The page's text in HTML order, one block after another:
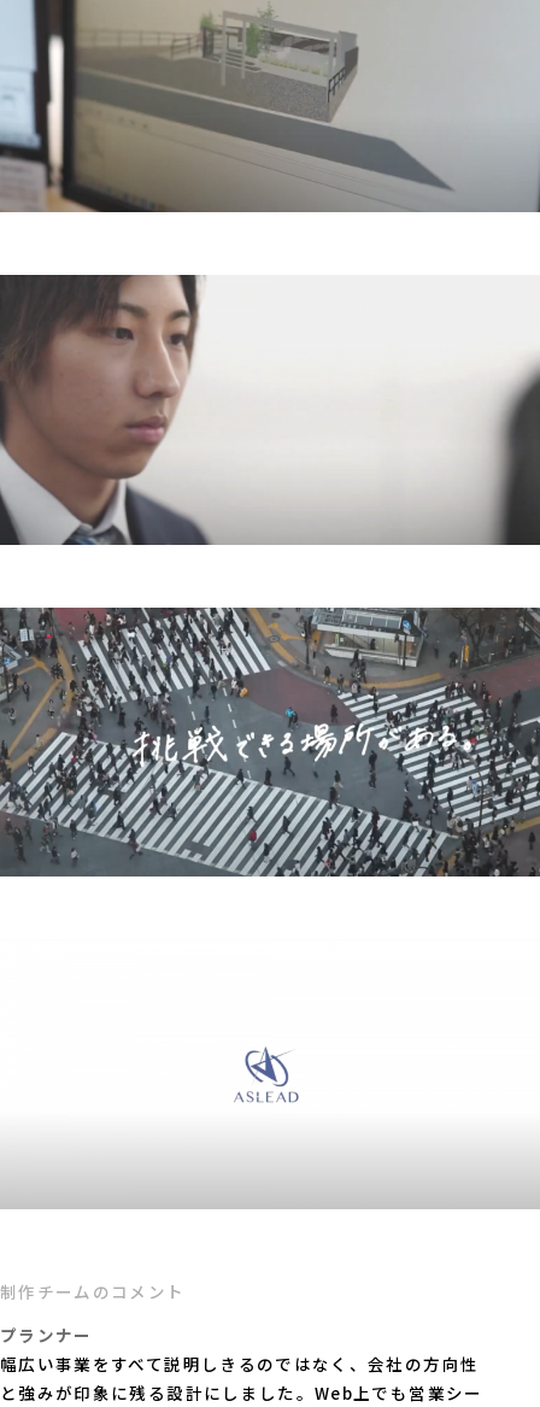
制作チームのコメント
プランナー
幅広い事業をすべて説明しきるのではなく、会社の方向性
と強みが印象に残る設計にしました。Web上でも営業シー